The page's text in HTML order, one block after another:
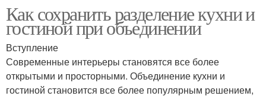
Как сохранить разделение кухни и
гостиной при объединении
Вступление
Современные интерьеры становятся все более
открытыми и просторными. Объединение кухни и
гостиной становится все более популярным решением,